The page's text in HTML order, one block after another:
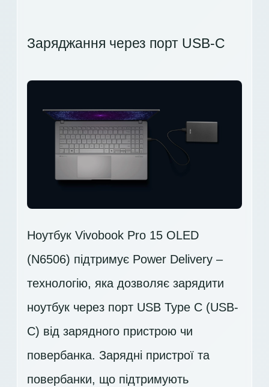
Заряджання через порт USB-C
Ноутбук Vivobook Pro 15 OLED
(N6506) підтримує Power Delivery –
технологію, яка дозволяє зарядити
ноутбук через порт USB Type C (USB-
C) від зарядного пристрою чи
повербанка. Зарядні пристрої та
повербанки, що підтримують